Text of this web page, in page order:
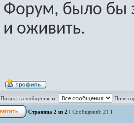
Форум, было бы
и оживить.
Показать сообщения за: Поле
Страница 2 из 2 [ Сообщений: 21 ]